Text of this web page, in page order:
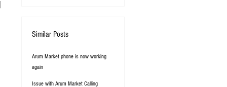
Similar Posts
Arum Market phone is now working
again
Issue with Arum Market Calling